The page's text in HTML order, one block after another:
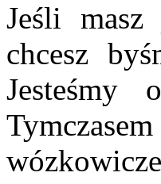
Jeśli masz
chcesz
Jesteśmy